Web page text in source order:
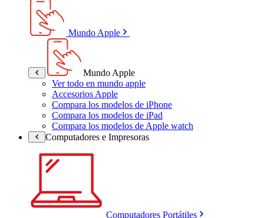
Mundo Apple
Mundo Apple
Ver todo en mundo apple
Accesorios Apple
Compara los modelos de iPhone
Compara los modelos de iPad
Compara los modelos de Apple watch
Computadores e Impresoras
Computadores Portátiles